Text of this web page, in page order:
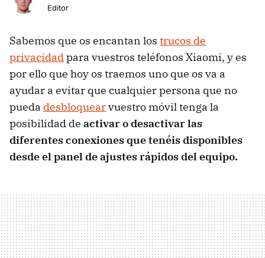
Editor
Sabemos que os encantan los trucos de
privacidadpara vuestros teléfonos Xiaomi, y es
por ello que hoy os traemos uno que os va a
ayudar a evitar que cualquier persona que no
pueda desbloquearvuestro móvil tenga la
posibilidad de activar o desactivar las
diferentes conexiones que tenéis disponibles
desde el panel de ajustes rápidos del equipo.